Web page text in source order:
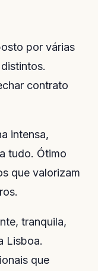
por várias
contrato
intensa,
tudo. Ótimo
que valorizam
tranquila,
Lisboa.
que